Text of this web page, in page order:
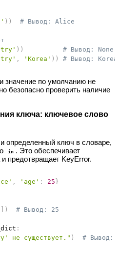
) ) # Вывод: Alice
) )
# Вывод: None
, 'Korea' ) ) # Вывод: Korea
значение по умолчанию не
безопасно проверить наличие
ключа: ключевое слово
определенный ключ в словаре,
in . Это обеспечивает
предотвращает KeyError.
, 'age' : 25 }
) # Вывод: 25
:
не существует." ) # Вывод: